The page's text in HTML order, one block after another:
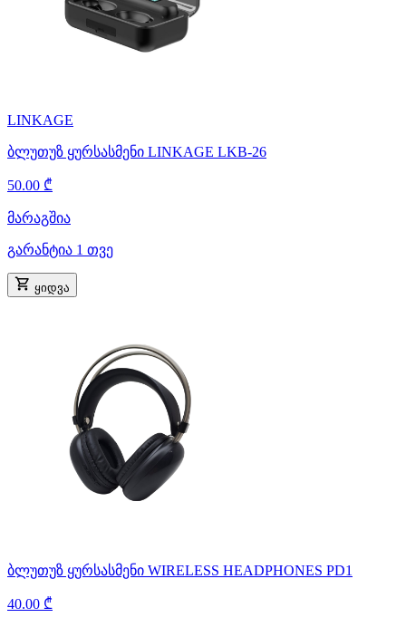
LINKAGE
ბლუთუზ ყურსასმენი LINKAGE LKB-26
50.00 ₾
მარაგშია
გარანტია 1 თვე
ყიდვა
ბლუთუზ ყურსასმენი WIRELESS HEADPHONES PD1
40.00 ₾